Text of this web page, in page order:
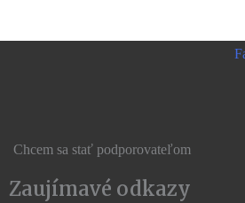
Chcem sa stať podporovateľom
Zaujímavé odkazy